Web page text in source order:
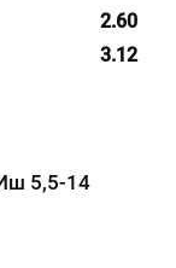
2.60
3.12
5,5-14